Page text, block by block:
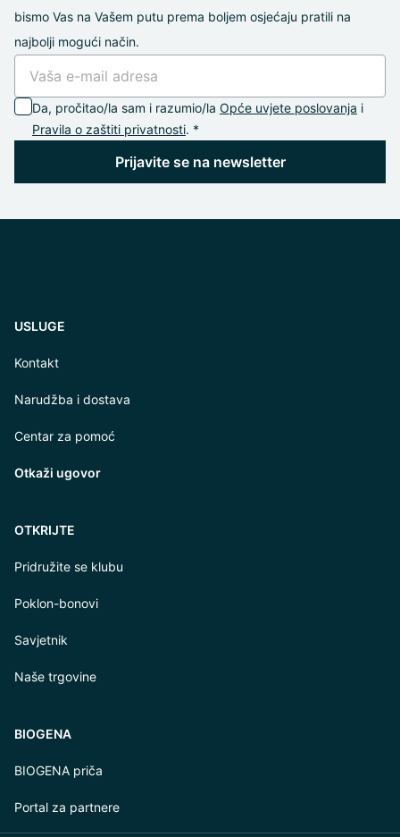
bismo Vas na Vašem putu prema boljem osjećaju pratili na
najbolji mogući način.
Da, pročitao/la sam i razumio/la Opće uvjete poslovanja i
Pravila o zaštiti privatnosti. *
Prijavite se na newsletter
USLUGE
Kontakt
Narudžba i dostava
Centar za pomoć
Otkaži ugovor
OTKRIJTE
Pridružite se klubu
Poklon-bonovi
Savjetnik
Naše trgovine
BIOGENA
BIOGENA priča
Portal za partnere